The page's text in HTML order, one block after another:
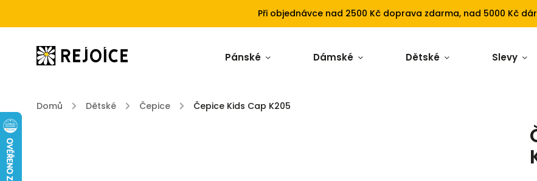
Při objednávce nad 2500 Kč doprava zdarma, nad 5000 Kč
Pánské Dámské Dětské Slevy
Domů / Dětské / Čepice / Čepice Kids Cap K205